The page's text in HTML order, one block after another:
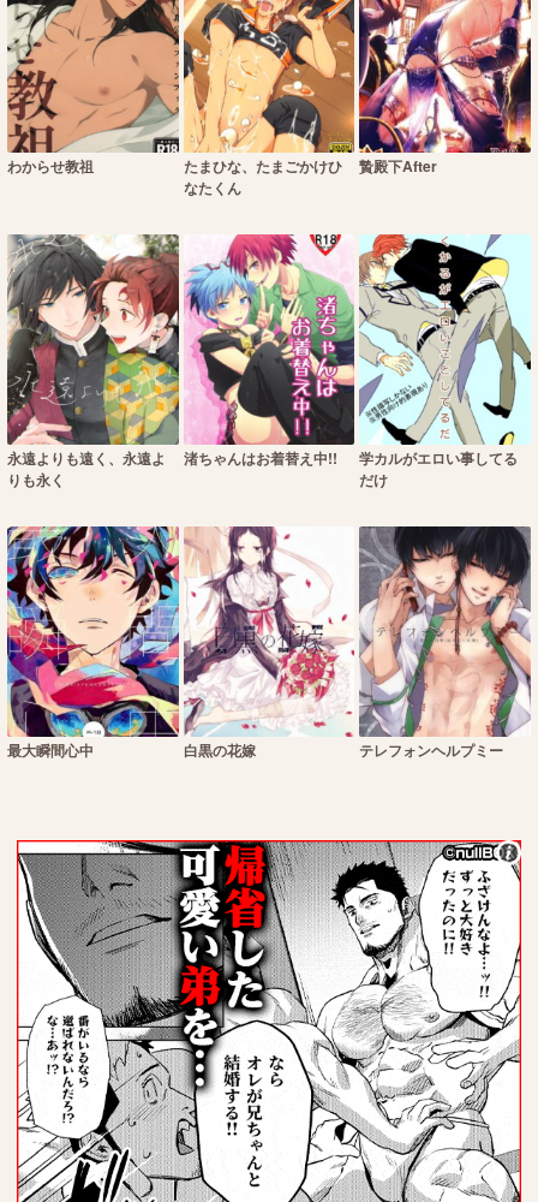
わからせ教祖
たまひな、たまごかけひ
なたくん
贄殿下After
永遠よりも遠く、永遠よ
りも永く
渚ちゃんはお着替え中!!
学カルがエロい事してる
だけ
最大瞬間心中 白黒の花嫁 テレフォンヘルプミー